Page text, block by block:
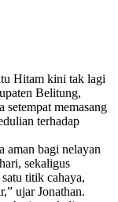
Hitam kini tak lagi
Belitung,
setempat memasang
terhadap
aman bagi nelayan
sekaligus
titik cahaya,
ujar Jonathan.